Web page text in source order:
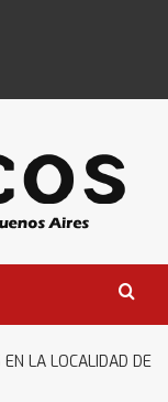
LA LOCALIDAD DE